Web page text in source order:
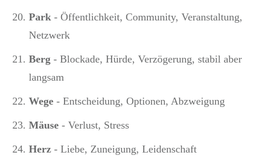
Park - Öffentlichkeit, Community, Veranstaltung,
Netzwerk
Berg - Blockade, Hürde, Verzögerung, stabil aber
langsam
Wege - Entscheidung, Optionen, Abzweigung
Mäuse - Verlust, Stress
Herz - Liebe, Zuneigung, Leidenschaft